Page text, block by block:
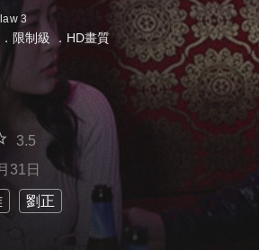
3
限制級 ．HD畫質
3.5
31日
劉正